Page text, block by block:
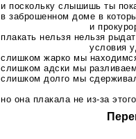
и поскольку слышишь ты
в заброшенном доме в
и
плакать нельзя нельзя
условия
слишком жарко мы
слишком адски мы
слишком долго мы
но она плакала неиз-заэтого